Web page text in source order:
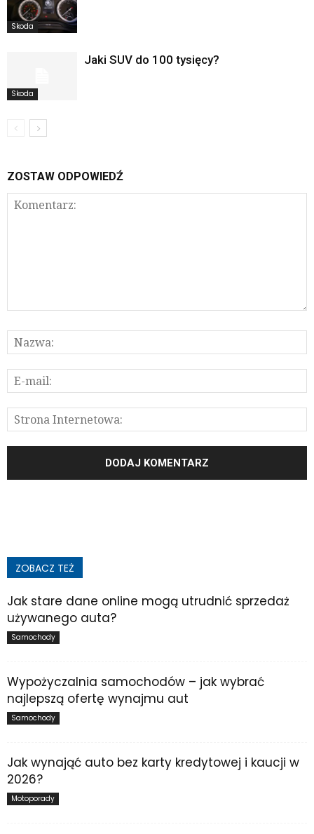
Skoda
Skoda
Jaki SUV do 100 tysięcy?
ZOSTAW ODPOWIEDŹ
ZOBACZ TEŻ
Jak stare dane online mogą utrudnić sprzedaż
używanego auta?
Samochody
Wypożyczalnia samochodów – jak wybrać
najlepszą ofertę wynajmu aut
Samochody
Jak wynająć auto bez karty kredytowej i kaucji w
2026?
Motoporady